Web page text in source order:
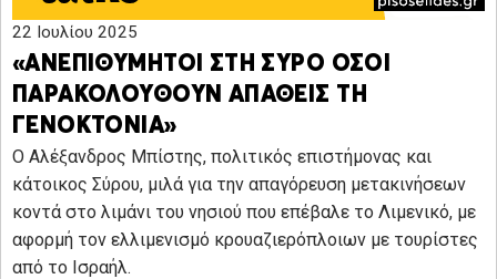
22 Ιουλίου 2025
«ΑΝΕΠΙΘΥΜΗΤΟΙ ΣΤΗ ΣΥΡΟ ΟΣΟΙ
ΠΑΡΑΚΟΛΟΥΘΟΥΝ ΑΠΑΘΕΙΣ ΤΗ
ΓΕΝΟΚΤΟΝΙΑ»
Ο Αλέξανδρος Μπίστης, πολιτικός επιστήμονας και
κάτοικος Σύρου, μιλά για την απαγόρευση μετακινήσεων
κοντά στο λιμάνι του νησιού που επέβαλε το Λιμενικό, με
αφορμή τον ελλιμενισμό κρουαζιερόπλοιων με τουρίστες
από το Ισραήλ.